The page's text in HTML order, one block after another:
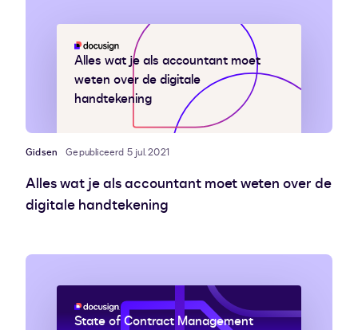
Alles wat je als accountant moet
weten over de digitale
handtekening
Gidsen Gepubliceerd 5 jul. 2021
Alles wat je als accountant moet weten over de
digitale handtekening
State of Contract Management